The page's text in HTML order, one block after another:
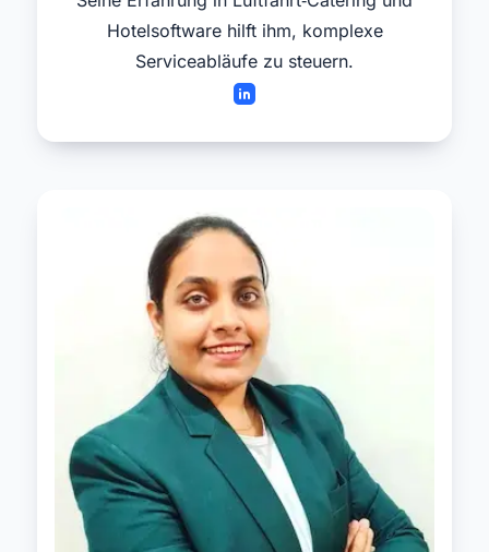
Hotelsoftware hilft ihm, komplexe
Serviceabläufe zu steuern.